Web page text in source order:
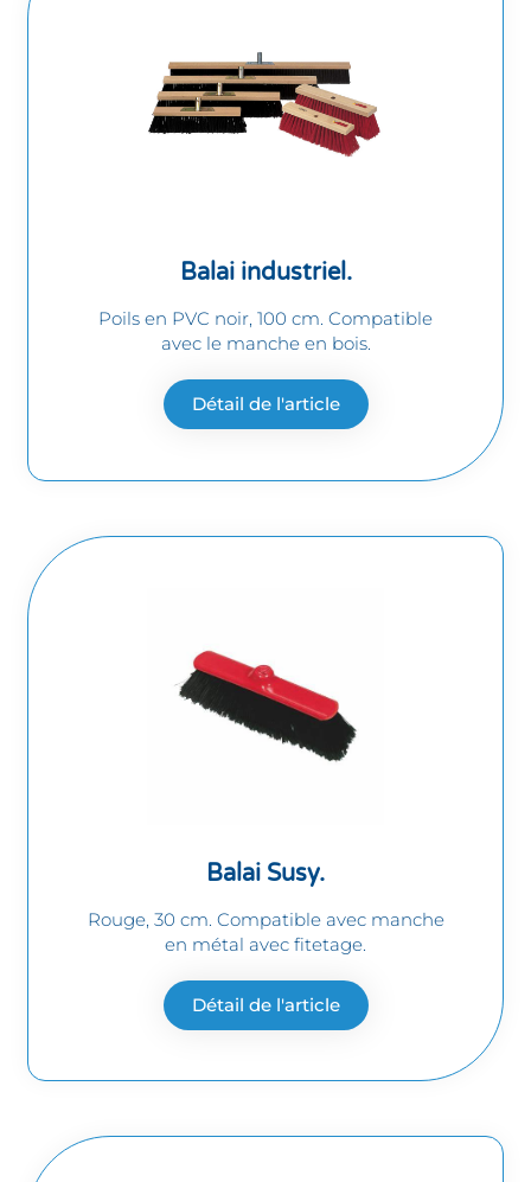
Balai industriel.
Poils en PVC noir, 100 cm. Compatible
avec le manche en bois.
Détail de l'article
Balai Susy.
Rouge, 30 cm. Compatible avec manche
en métal avec fitetage.
Détail de l'article